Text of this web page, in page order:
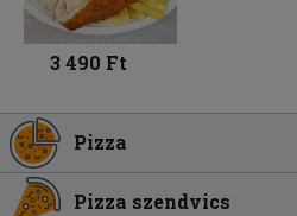
3 490 Ft
Pizza
Pizza szendvics